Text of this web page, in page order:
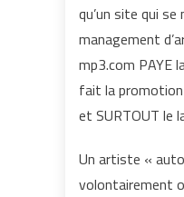
qu’un site qui
management
mp3.com PAYE
fait la promotion
et SURTOUT le
Un artiste «
volontairement